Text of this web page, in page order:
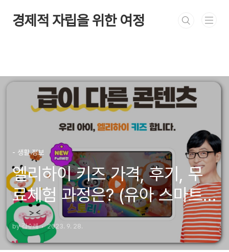
경제적 자립을 위한 여정
- 생활 정보
엘리하이 키즈 가격, 후기, 무
료체험 과정은? (유아 스마트
학습지)
by 김수레 2023. 9. 28.